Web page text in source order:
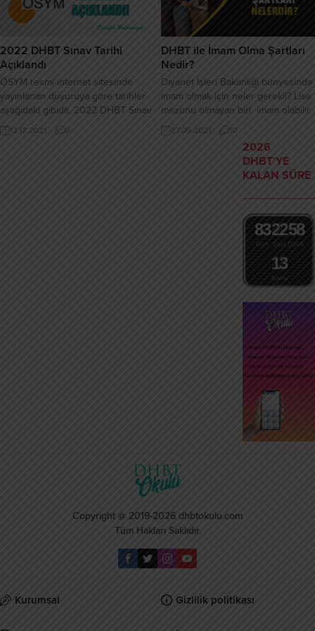
yükümlüdür. Temel görevi,
öğrencileri kutsal kitabımız Kuran-ı
puanı iki yıl geçerli
olduğundan 2020 DHBT puanı bir
daha ki 2022 DHBT’ye ye...
2022 DHBT Sınav Tarihi
Açıklandı
ÖSYM resmi internet sitesinde
yayınlanan duyuruya göre tarihler
aşağıdaki gibidir. 2022 DHBT Sınav
Tarihi Ne Zaman? 2022 DHBT
sınavı 27 Kasım 2022 tarihinde
13.12.2021 0
DHBT ile İmam Olma Şartları
Nedir?
Diyanet İşleri Bakanlığı bünyesinde
imam olmak için neler gerekli? Lise
mezunu olmayan biri imam olabilir
mi? İmam olmanın şartları neler?
İmam olmak için Müslüman olmak
gerekli mi? İmam olsa da hangi
durumlarda Namaz kıldıramaz? Düz
lise mezunları nasıl imam olur?
Herkes imam olabilir mi? İmam
27.09.2021 10
2026
DHBT'YE
KALAN SÜRE
Gün
83
Saat
22
Dakika
58
Saniye
12
3
Copyright @ 2019-2026 dhbtokulu.com
Tüm Hakları Saklıdır.
Kurumsal Gizlilik politikası